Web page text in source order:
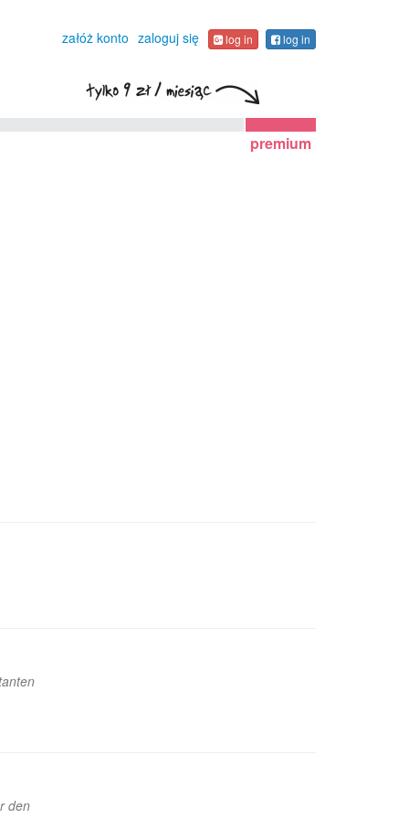
załóż konto zaloguj się log in log in
premium
den